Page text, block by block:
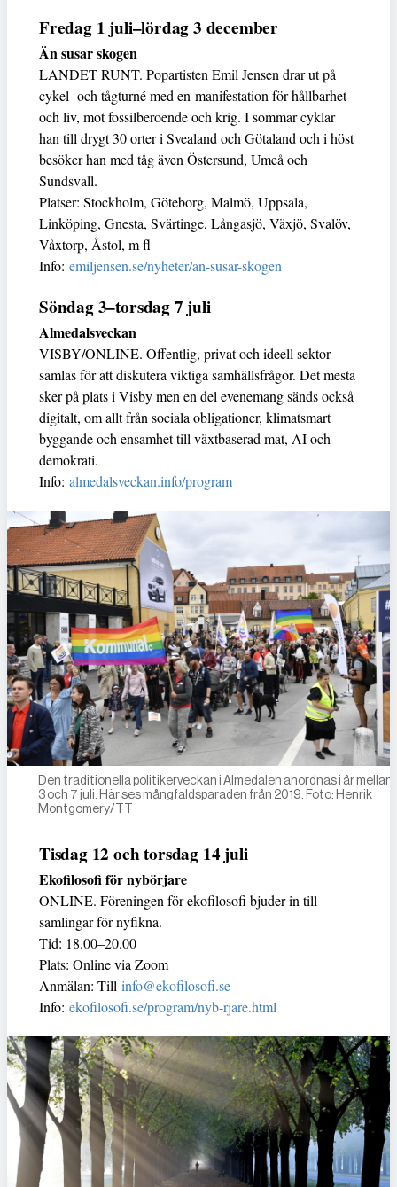
Fredag 1 juli–lördag 3 december
Än susar skogen
LANDET RUNT. Popartisten Emil Jensen drar ut på
cykel- och tågturné med en manifestation för hållbarhet
och liv, mot fossilberoende och krig. I sommar cyklar
han till drygt 30 orter i Svealand och Götaland och i höst
besöker han med tåg även Östersund, Umeå och
Sundsvall.
Platser: Stockholm, Göteborg, Malmö, Uppsala,
Linköping, Gnesta, Svärtinge, Långasjö, Växjö, Svalöv,
Våxtorp, Åstol, m fl
Info: emiljensen.se/nyheter/an-susar-skogen
Söndag 3–torsdag 7 juli
Almedalsveckan
VISBY/ONLINE. Offentlig, privat och ideell sektor
samlas för att diskutera viktiga samhällsfrågor. Det mesta
sker på plats i Visby men en del evenemang sänds också
digitalt, om allt från sociala obligationer, klimatsmart
byggande och ensamhet till växtbaserad mat, AI och
demokrati.
Info: almedalsveckan.info/program
Den traditionella politikerveckan i Almedalen anordnas i år mellan
3 och 7 juli. Här ses mångfaldsparaden från 2019. Foto: Henrik
Montgomery/TT
Tisdag 12 och torsdag 14 juli
Ekofilosofi för nybörjare
ONLINE. Föreningen för ekofilosofi bjuder in till
samlingar för nyfikna.
Tid: 18.00–20.00
Plats: Online via Zoom
Anmälan: Till info@ekofilosofi.se
Info: ekofilosofi.se/program/nyb-rjare.html